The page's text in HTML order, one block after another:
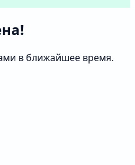
в ближайшее время.